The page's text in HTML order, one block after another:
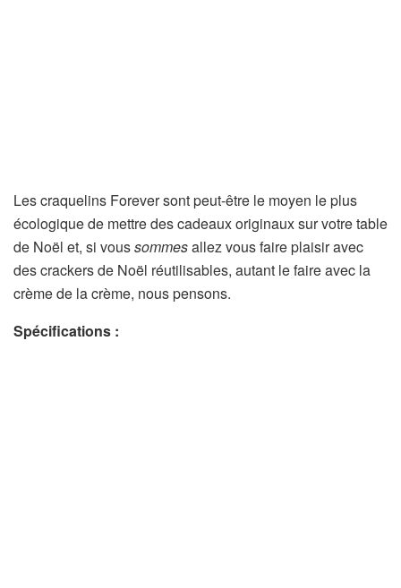
Les craquelins Forever sont peut-être le moyen le plus
écologique de mettre des cadeaux originaux sur votre table
de Noël et, si voussommesallez vous faire plaisir avec
des crackers de Noël réutilisables, autant le faire avec la
crème de la crème, nous pensons.
Spécifications :